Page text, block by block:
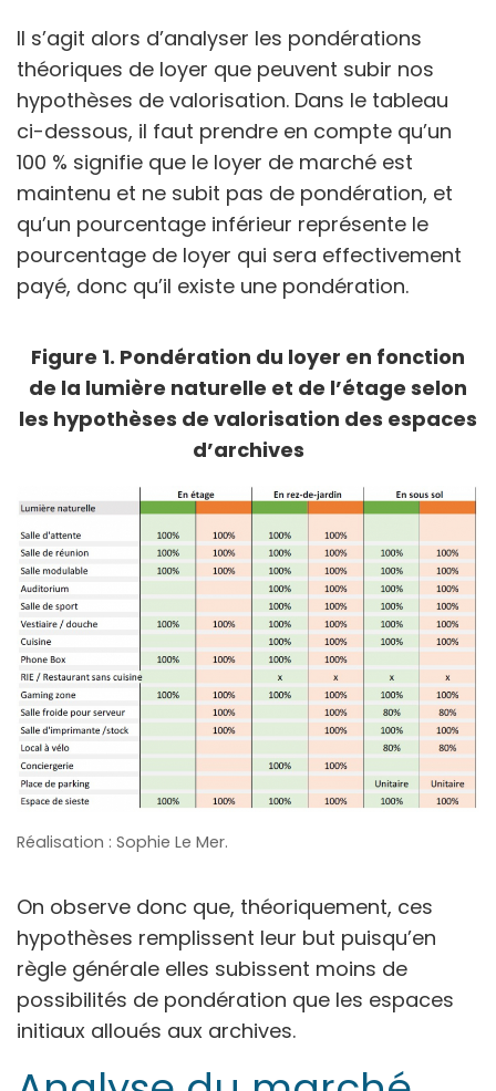
Il s’agit alors d’analyser les pondérations
théoriques de loyer que peuvent subir nos
hypothèses de valorisation. Dans le tableau
ci-dessous, il faut prendre en compte qu’un
100 % signifie que le loyer de marché est
maintenu et ne subit pas de pondération, et
qu’un pourcentage inférieur représente le
pourcentage de loyer qui sera effectivement
payé, donc qu’il existe une pondération.
Figure 1. Pondération du loyer en fonction
de la lumière naturelle et de l’étage selon
les hypothèses de valorisation des espaces
d’archives
Réalisation : Sophie Le Mer.
On observe donc que, théoriquement, ces
hypothèses remplissent leur but puisqu’en
règle générale elles subissent moins de
possibilités de pondération que les espaces
initiaux alloués aux archives.